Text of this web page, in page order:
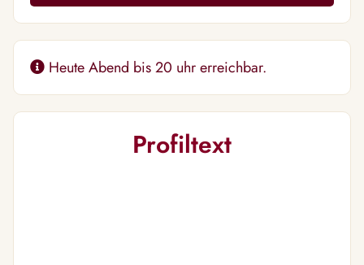
Heute Abend bis 20 uhr erreichbar.
Profiltext